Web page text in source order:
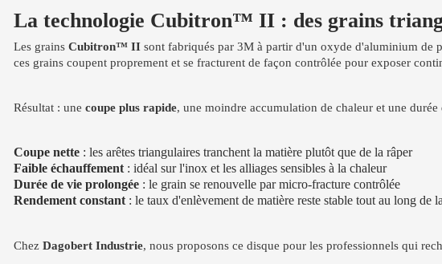
La technologie Cubitron™ II : des grains
Les grains Cubitron™ II sont fabriqués par 3M à partir d'un oxyde d'aluminium de
ces grains coupent proprement et se fracturent de façon contrôlée pour exposer
Résultat : une coupe plus rapide, une moindre accumulation de chaleur et une
Coupe nette : les arêtes triangulaires tranchent la matière plutôt que de la râper
Faible échauffement : idéal sur l'inox et les alliages sensibles à la chaleur
Durée de vie prolongée : le grain se renouvelle par micro-fracture contrôlée
Rendement constant : le taux d'enlèvement de matière reste stable tout au long de
Chez Dagobert Industrie, nous proposons ce disque pour les professionnels qui